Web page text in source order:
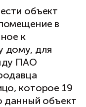
объект
в
к
дому, для
ПАО
которое 19
данный объект